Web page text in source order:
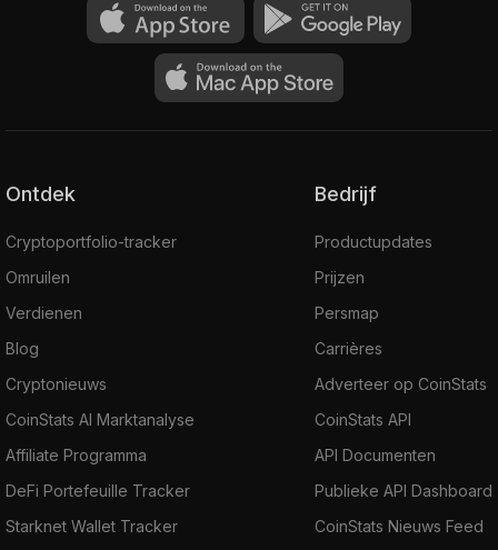
Ontdek
Cryptoportfolio-tracker
Omruilen
Verdienen
Blog
Cryptonieuws
CoinStats AI Marktanalyse
Affiliate Programma
DeFi Portefeuille Tracker
Starknet Wallet Tracker
Bedrijf
Productupdates
Prijzen
Persmap
Carrières
Adverteer op CoinStats
CoinStats API
API Documenten
Publieke API Dashboard
CoinStats Nieuws Feed